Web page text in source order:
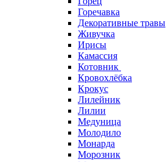
Горечавка
Декоративные травы
Живучка
Ирисы
Камассия
Котовник
Кровохлёбка
Крокус
Лилейник
Лилии
Медуница
Молодило
Монарда
Морозник